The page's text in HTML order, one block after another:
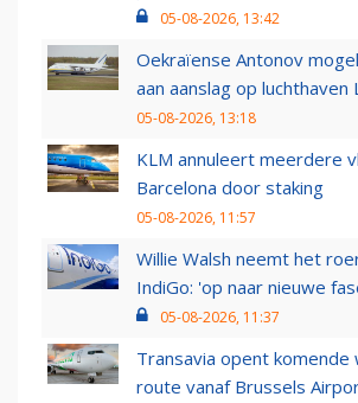
05-08-2026, 13:42
Oekraïense Antonov
aan aanslag op luchthaven
05-08-2026, 13:18
KLM annuleert meerdere
Barcelona door staking
05-08-2026, 11:57
Willie Walsh neemt het
IndiGo: 'op naar nieuwe
05-08-2026, 11:37
Transavia opent komende
route vanaf Brussels